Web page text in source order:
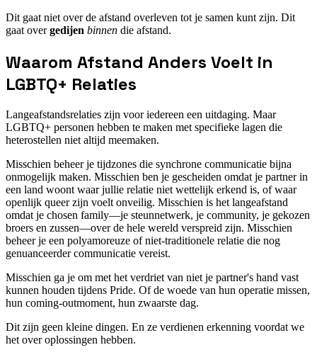
Dit gaat niet over de afstand overleven tot je samen kunt zijn. Dit
gaat overgedijen binnen die afstand.
Waarom Afstand Anders Voelt in
LGBTQ+ Relaties
Langeafstandsrelaties zijn voor iedereen een uitdaging. Maar
LGBTQ+ personen hebben te maken met specifieke lagen die
heterostellen niet altijd meemaken.
Misschien beheer je tijdzones die synchrone communicatie bijna
onmogelijk maken. Misschien ben je gescheiden omdat je partner in
een land woont waar jullie relatie niet wettelijk erkend is, of waar
openlijk queer zijn voelt onveilig. Misschien is het langeafstand
omdat je chosen family—je steunnetwerk, je community, je gekozen
broers en zussen—over de hele wereld verspreid zijn. Misschien
beheer je een polyamoreuze of niet-traditionele relatie die nog
genuanceerder communicatie vereist.
Misschien ga je om met het verdriet van niet je partner's hand vast
kunnen houden tijdens Pride. Of de woede van hun operatie missen,
hun coming-outmoment, hun zwaarste dag.
Dit zijn geen kleine dingen. En ze verdienen erkenning voordat we
het over oplossingen hebben.